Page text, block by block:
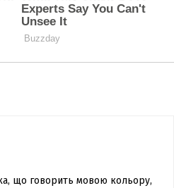
що говорить мовою кольору,